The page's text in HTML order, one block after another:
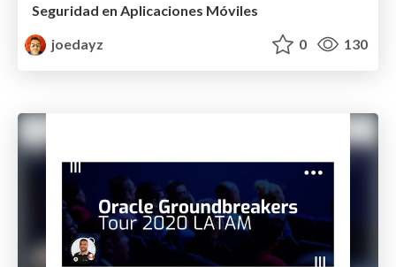
Seguridad en Aplicaciones Móviles
joedayz
0 130